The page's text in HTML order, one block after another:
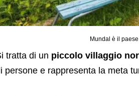
Mundal è il
tratta di un piccolo villaggio
persone e rappresenta la meta